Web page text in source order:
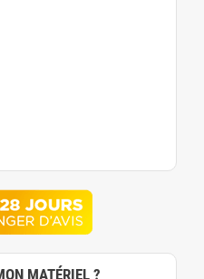
MATÉRIEL ?